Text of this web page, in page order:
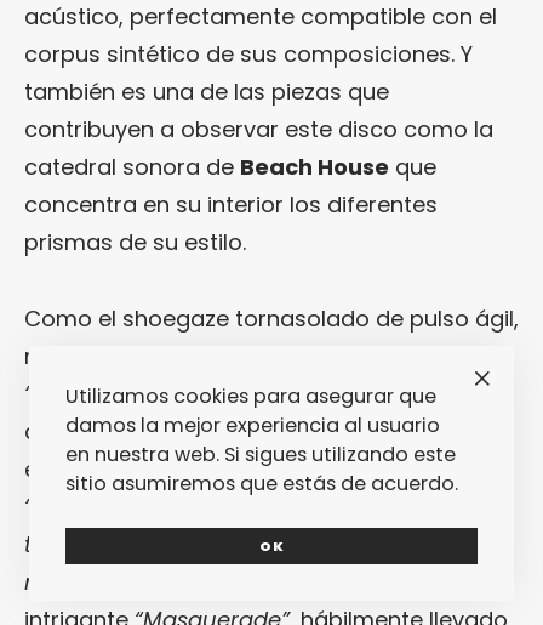
acústico, perfectamente compatible con el
corpus sintético de sus composiciones. Y
también es una de las piezas que
contribuyen a observar este disco como la
catedral sonora de Beach House que
concentra en su interior los diferentes
prismas de su estilo.
Como el shoegaze tornasolado de pulso ágil,
melodía memorable y estribillo épico de
“Only You Know”, la cara B de“Superstar”
que resume en dos frases lacerantes el
espíritu de la segunda parte del álbum:
“Cada desastre llega más y más rápido / Y
todo el mundo dice que fue divertido
mientras duró”
Utilizamos cookies para asegurar que
damos la mejor experiencia al usuario
en nuestra web. Si sigues utilizando este
sitio asumiremos que estás de acuerdo.
OK